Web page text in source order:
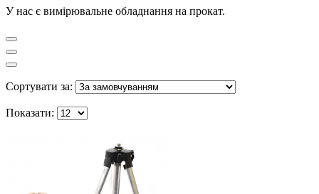
У нас є вимірювальне обладнання на прокат.
Сортувати за:
Показати: